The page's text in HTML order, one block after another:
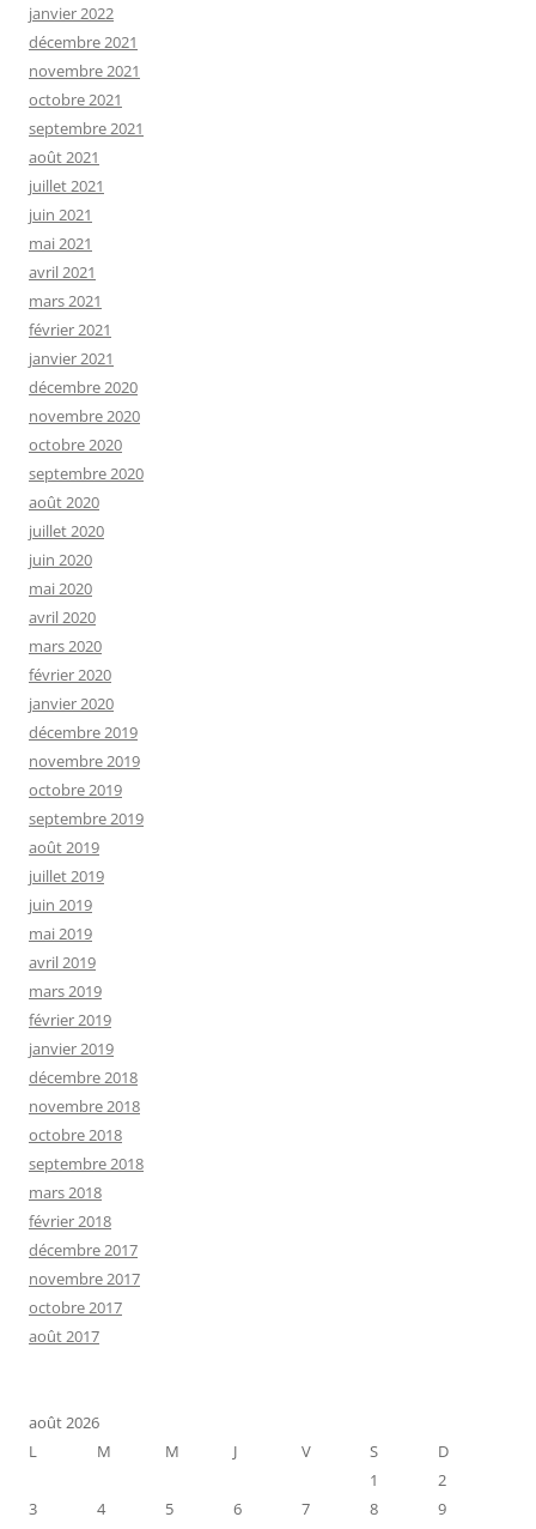
janvier 2022
décembre 2021
novembre 2021
octobre 2021
septembre 2021
août 2021
juillet 2021
juin 2021
mai 2021
avril 2021
mars 2021
février 2021
janvier 2021
décembre 2020
novembre 2020
octobre 2020
septembre 2020
août 2020
juillet 2020
juin 2020
mai 2020
avril 2020
mars 2020
février 2020
janvier 2020
décembre 2019
novembre 2019
octobre 2019
septembre 2019
août 2019
juillet 2019
juin 2019
mai 2019
avril 2019
mars 2019
février 2019
janvier 2019
décembre 2018
novembre 2018
octobre 2018
septembre 2018
mars 2018
février 2018
décembre 2017
novembre 2017
octobre 2017
août 2017
août 2026
L
M M J V S
D
1
2
3
4 5 6 7 8
9